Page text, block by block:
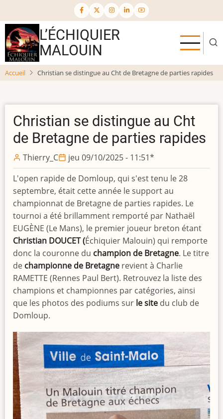
au
contenu
principal
L’ÉCHIQUIER
MALOUIN
Accueil Christian se distingue au Cht de Bretagne de parties rapides
Christian se distingue au Cht
de Bretagne de parties rapides
Thierry_C jeu 09/10/2025 - 11:51*
L'open rapide de Domloup, qui s'est tenu le 28
septembre, était cette année le support au
championnat de Bretagne de parties rapides. Le
tournoi a été brillamment remporté par Nathaël
EUGÈNE (Le Mans), le premier joueur breton étant
Christian DOUCET (Échiquier Malouin) qui remporte
donc la couronne du champion de Bretagne. Le titre
de championne de Bretagne revient à Charlie
RAMETTE (Rennes Paul Bert). Retrouvez la liste des
champions et championnes par catégories, ainsi
que les photos des podiums sur le site du club de
Domloup.